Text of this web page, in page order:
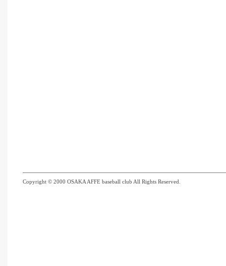
Copyright © 2000 OSAKA AFFE baseball club All Rights Reserved.